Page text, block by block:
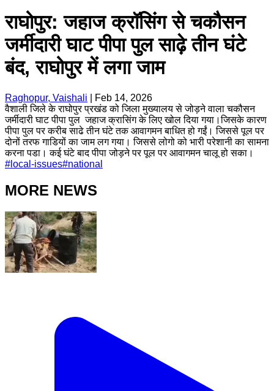
राघोपुर: जहाज क्रॉसिंग से चकौसन
जर्मीदारी घाट पीपा पुल साढ़े तीन घंटे
बंद, राघोपुर में लगा जाम
Raghopur, Vaishali
Feb 14, 2026
वैशाली जिले के राघोपुर प्रखंड को जिला मुख्यालय से जोड़ने वाला चकौसन
जर्मीदारी घाट पीपा पुल जहाज क्रासिंग के लिए खोल दिया गया।जिसके कारण
पीपा पुल पर करीब साढे तीन घंटे तक आवागमन बाधित हो गईं। जिससे पूल पर
दोनों तरफ गाडियों का जाम लग गया। जिससे लोगो को भारी परेशानी का सामना
करना पडा। कई घंटे बाद पीपा जोड़ने पर पूल पर आवागमन चालू हो सका।
# local-issues#national
MORE NEWS